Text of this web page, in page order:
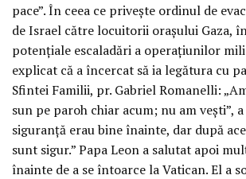
pace”. În ceea ce privește ordinul de
de Israel către locuitorii orașului Gaza,
potențiale escaladări a operațiunilor
explicat că a încercat să ia legătura cu
Sfintei Familii, pr. Gabriel Romanelli:
sun pe paroh chiar acum; nu am vești”, a
siguranță erau bine înainte, dar după
sunt sigur.” Papa Leon a salutat apoi
înainte de a se întoarce la Vatican. El a